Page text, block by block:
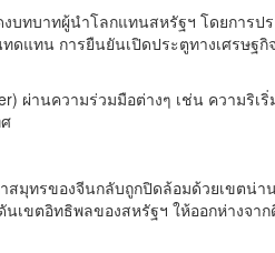
บทบาทผู้นำโลกแทนสหรัฐฯ โดยการป
ดแทน การยืนยันเปิดประตูทางเศรษฐกิ
ผ่านความร่วมมือต่างๆ เช่น ความริเ
สมุทรของจีนกลับถูกปิดล้อมด้วยเขตน่า
เขตอิทธิพลของสหรัฐฯ ให้ออกห่างจา